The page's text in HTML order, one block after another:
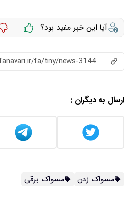
آیا این خبر مفید بود؟
fa/tiny/news-3144
ارسال به دیگران :
مسواک زدن مسواک برقی